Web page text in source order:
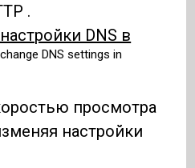
.
DNS в
DNS settings in
просмотра
настройки